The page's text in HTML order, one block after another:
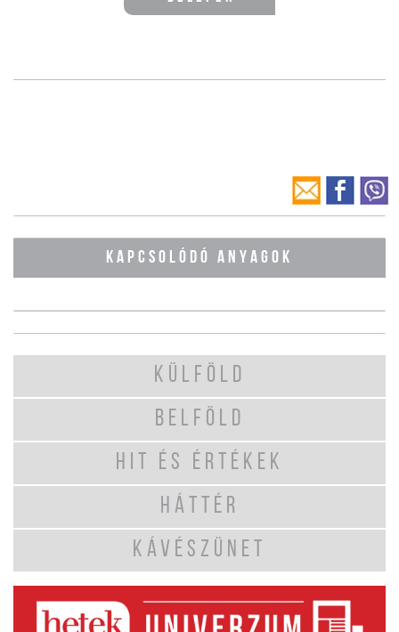
KAPCSOLÓDÓ ANYAGOK
KÜLFÖLD
BELFÖLD
HIT ÉS ÉRTÉKEK
HÁTTÉR
KÁVÉSZÜNET